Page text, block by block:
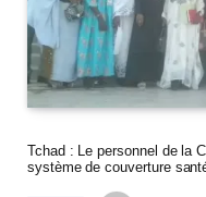
Tchad : Le personnel de la
système de couverture